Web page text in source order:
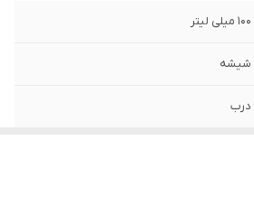
100 میلی لیتر
شیشه
درب